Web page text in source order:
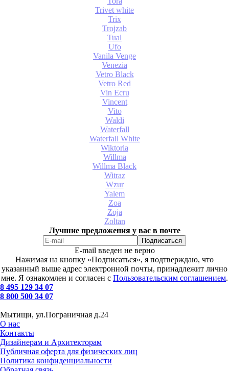
Trivet white
Trix
Trojzab
Tual
Ufo
Vanila Venge
Venezia
Vetro Black
Vetro Red
Vin Ecru
Vincent
Vito
Waldi
Waterfall
Waterfall White
Wiktoria
Willma
Willma Black
Witraz
Wzur
Yalem
Zoa
Zoja
Zoltan
Лучшие предложения у вас в почте
E-mail введен не верно
Нажимая на кнопку «Подписаться», я подтверждаю, что
указанный выше адрес электронной почты, принадлежит лично
мне. Я ознакомлен и согласен с Пользовательским соглашением.
8 495 129 34 07
8 800 500 34 07
Мытищи, ул.Пограничная д.24
О нас
Контакты
Дизайнерам и Архитекторам
Публичная оферта для физических лиц
Политика конфиденциальности